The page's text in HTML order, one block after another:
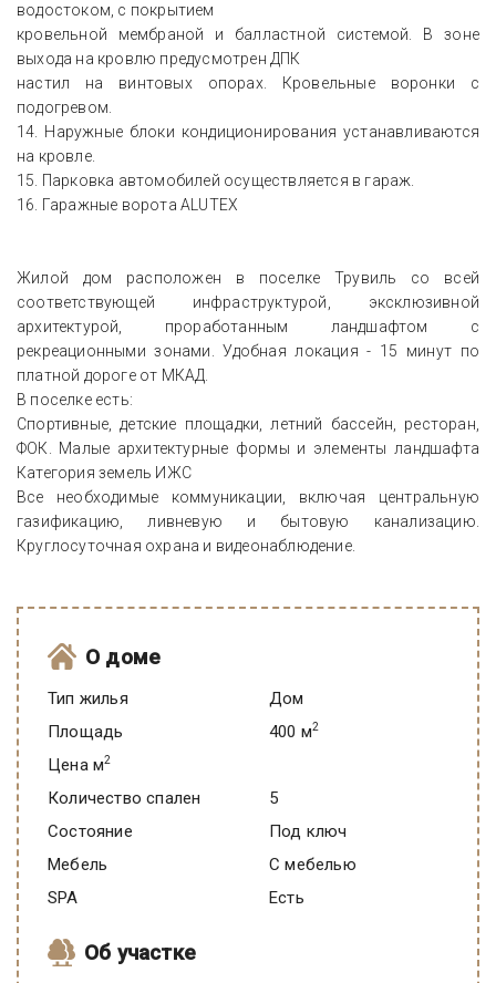
водостоком, с покрытием
кровельной мембраной и балластной системой. В зоне
выхода на кровлю предусмотрен ДПК
настил на винтовых опорах. Кровельные воронки с
подогревом.
14. Наружные блоки кондиционирования устанавливаются
на кровле.
15. Парковка автомобилей осуществляется в гараж.
16. Гаражные ворота ALUTEX
Жилой дом расположен в поселке Трувиль со всей
соответствующей инфраструктурой, эксклюзивной
архитектурой, проработанным ландшафтом с
рекреационными зонами. Удобная локация - 15 минут по
платной дороге от МКАД.
В поселке есть:
Спортивные, детские площадки, летний бассейн, ресторан,
ФОК. Малые архитектурные формы и элементы ландшафта
Категория земель ИЖС
Все необходимые коммуникации, включая центральную
газификацию, ливневую и бытовую канализацию.
Круглосуточная охрана и видеонаблюдение.
О доме
Тип жилья
Дом
Площадь
400 м2
Цена м2
Количество спален
5
Состояние
под ключ
Мебель
C мебелью
SPA
есть
Об участке